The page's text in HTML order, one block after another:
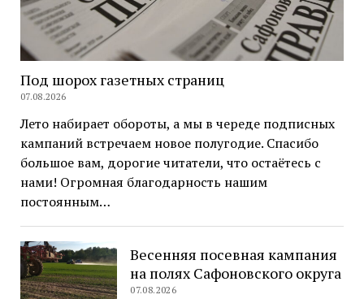
Под шорох газетных страниц
07.08.2026
Лето набирает обороты, а мы в череде подписных
кампаний встречаем новое полугодие. Спасибо
большое вам, дорогие читатели, что остаётесь с
нами! Огромная благодарность нашим
постоянным…
Весенняя посевная кампания
на полях Сафоновского округа
07.08.2026